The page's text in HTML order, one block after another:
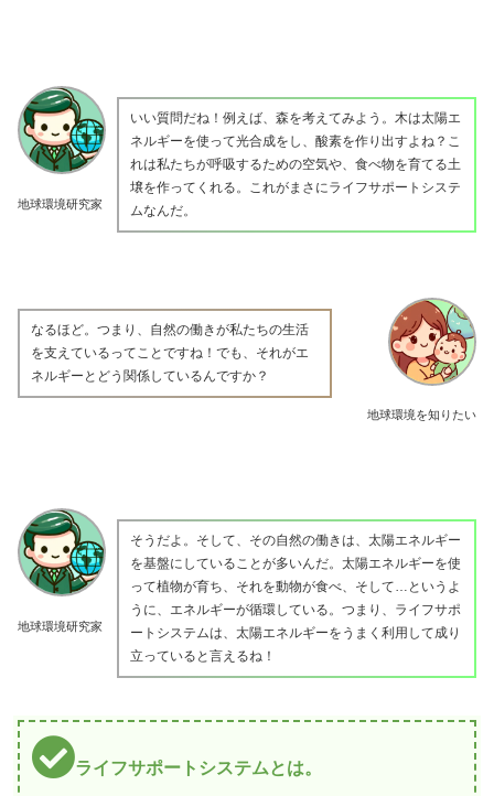
地球環境研究家
いい質問だね！例えば、森を考えてみよう。木は太陽エ
ネルギーを使って光合成をし、酸素を作り出すよね？こ
れは私たちが呼吸するための空気や、食べ物を育てる土
壌を作ってくれる。これがまさにライフサポートシステ
ムなんだ。
地球環境を知りたい
なるほど。つまり、自然の働きが私たちの生活
を支えているってことですね！でも、それがエ
ネルギーとどう関係しているんですか？
地球環境研究家
そうだよ。そして、その自然の働きは、太陽エネルギー
を基盤にしていることが多いんだ。太陽エネルギーを使
って植物が育ち、それを動物が食べ、そして…というよ
うに、エネルギーが循環している。つまり、ライフサポ
ートシステムは、太陽エネルギーをうまく利用して成り
立っていると言えるね！
ライフサポートシステムとは。